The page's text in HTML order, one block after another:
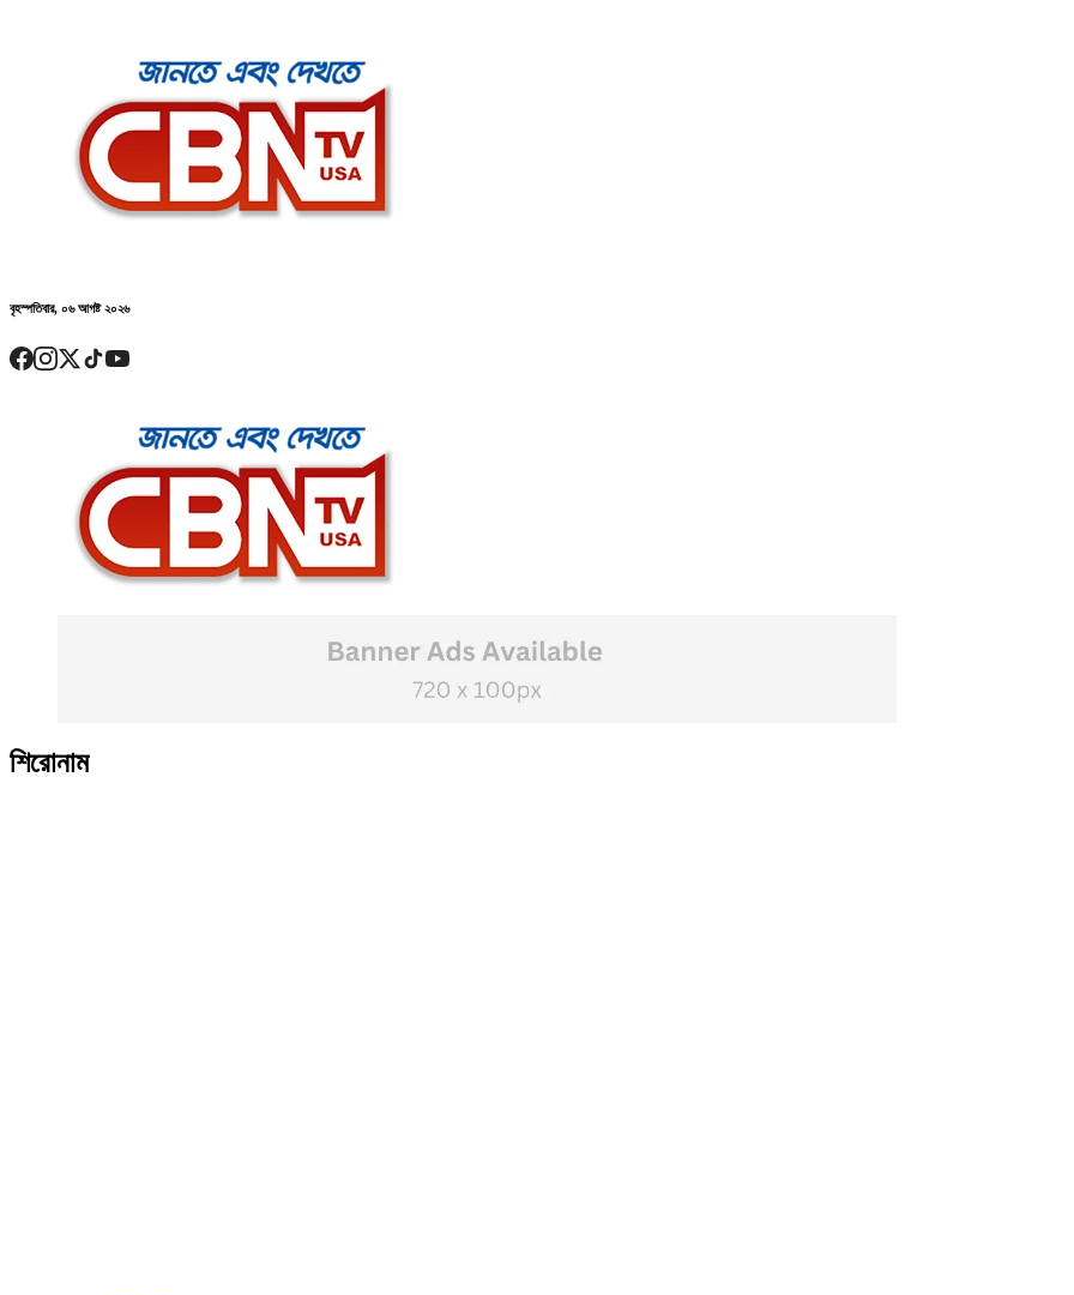
বৃহস্পতিবার, ০৬ আগষ্ট ২০২৬
শিরোনাম